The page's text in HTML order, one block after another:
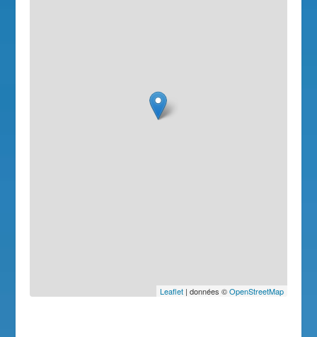
Leaflet| données ©OpenStreetMap